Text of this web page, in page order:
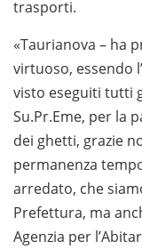
trasporti.
«Taurianova – ha
virtuoso, essendo
visto eseguiti tutti
Su.Pr.Eme, per la
dei ghetti, grazie
permanenza
arredato, che
Prefettura, ma
Agenzia per